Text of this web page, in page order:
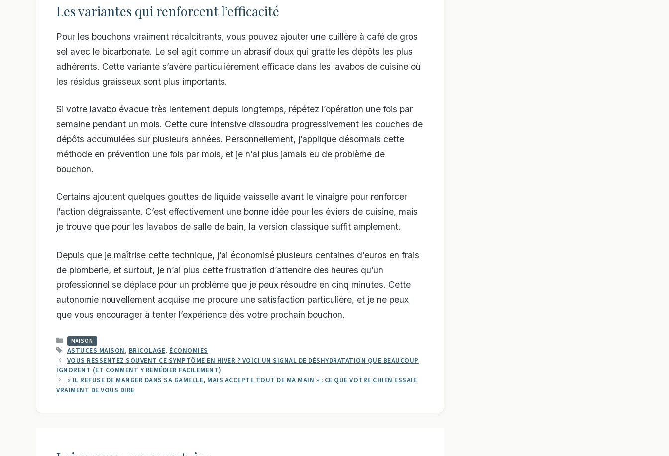
Les variantes qui renforcent l’efficacité
Pour les bouchons vraiment récalcitrants, vous pouvez ajouter une cuillère à café de gros
sel avec le bicarbonate. Le sel agit comme un abrasif doux qui gratte les dépôts les plus
adhérents. Cette variante s’avère particulièrement efficace dans les lavabos de cuisine où
les résidus graisseux sont plus importants.
Si votre lavabo évacue très lentement depuis longtemps, répétez l’opération une fois par
semaine pendant un mois. Cette cure intensive dissoudra progressivement les couches de
dépôts accumulées sur plusieurs années. Personnellement, j’applique désormais cette
méthode en prévention une fois par mois, et je n’ai plus jamais eu de problème de
bouchon.
Certains ajoutent quelques gouttes de liquide vaisselle avant le vinaigre pour renforcer
l’action dégraissante. C’est effectivement une bonne idée pour les éviers de cuisine, mais
je trouve que pour les lavabos de salle de bain, la version classique suffit amplement.
Depuis que je maîtrise cette technique, j’ai économisé plusieurs centaines d’euros en frais
de plomberie, et surtout, je n’ai plus cette frustration d’attendre des heures qu’un
professionnel se déplace pour un problème que je peux résoudre en cinq minutes. Cette
autonomie nouvellement acquise me procure une satisfaction particulière, et je ne peux
que vous encourager à tenter l’expérience dès votre prochain bouchon.
CATÉGORIES
MAISON
ÉTIQUETTES
ASTUCES MAISON, BRICOLAGE, ÉCONOMIES
VOUS RESSENTEZ SOUVENT CE SYMPTÔME EN HIVER ? VOICI UN SIGNAL DE DÉSHYDRATATION QUE BEAUCOUP
IGNORENT (ET COMMENT Y REMÉDIER FACILEMENT)
« IL REFUSE DE MANGER DANS SA GAMELLE, MAIS ACCEPTE TOUT DE MA MAIN » : CE QUE VOTRE CHIEN ESSAIE
VRAIMENT DE VOUS DIRE